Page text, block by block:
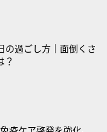
の過ごし方｜面倒くさ
？